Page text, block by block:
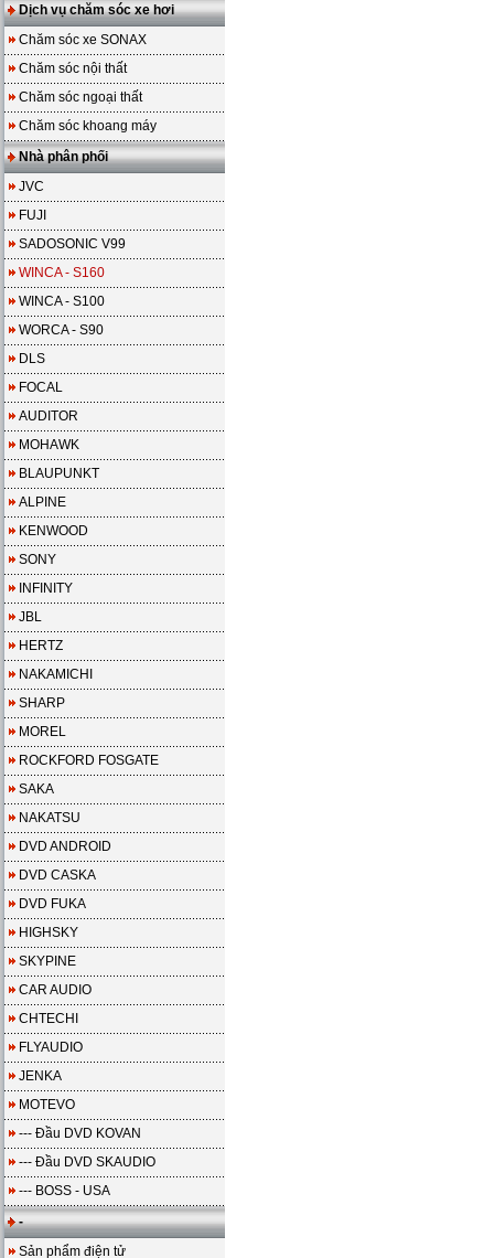
Dịch vụ chăm sóc xe hơi
Chăm sóc xe SONAX
Chăm sóc nội thất
Chăm sóc ngoại thất
Chăm sóc khoang máy
Nhà phân phối
JVC
FUJI
SADOSONIC V99
WINCA - S160
WINCA - S100
WORCA - S90
DLS
FOCAL
AUDITOR
MOHAWK
BLAUPUNKT
ALPINE
KENWOOD
SONY
INFINITY
JBL
HERTZ
NAKAMICHI
SHARP
MOREL
ROCKFORD FOSGATE
SAKA
NAKATSU
DVD ANDROID
DVD CASKA
DVD FUKA
HIGHSKY
SKYPINE
CAR AUDIO
CHTECHI
FLYAUDIO
JENKA
MOTEVO
--- Đầu DVD KOVAN
--- Đầu DVD SKAUDIO
--- BOSS - USA
-
Sản phẩm điện tử